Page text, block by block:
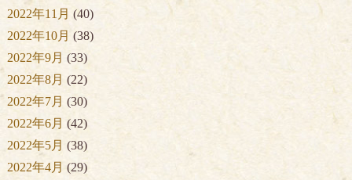
2022年11月 (40)
2022年10月 (38)
2022年9月 (33)
2022年8月 (22)
2022年7月 (30)
2022年6月 (42)
2022年5月 (38)
2022年4月 (29)